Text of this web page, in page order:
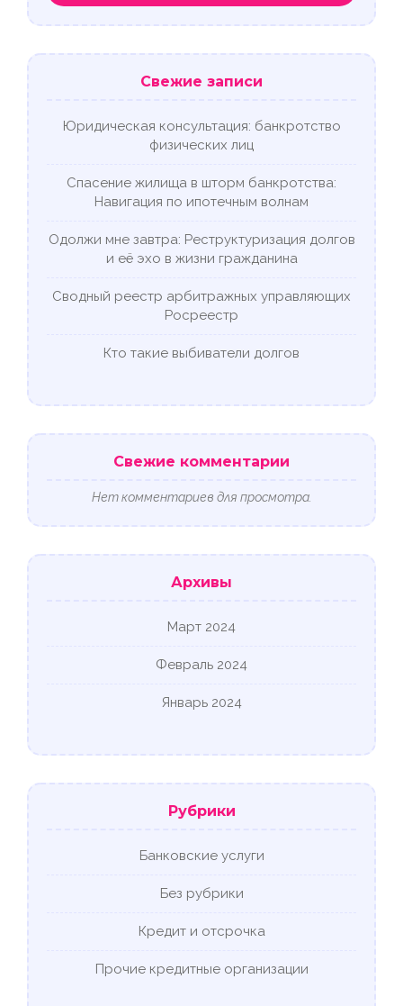
Свежие записи
Юридическая консультация: банкротство
физических лиц
Спасение жилища в шторм банкротства:
Навигация по ипотечным волнам
Одолжи мне завтра: Реструктуризация долгов
и её эхо в жизни гражданина
Сводный реестр арбитражных управляющих
Росреестр
Кто такие выбиватели долгов
Свежие комментарии
Нет комментариев для просмотра.
Архивы
Март 2024
Февраль 2024
Январь 2024
Рубрики
Банковские услуги
Без рубрики
Кредит и отсрочка
Прочие кредитные организации